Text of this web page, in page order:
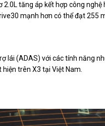
tăng áp kết hợp công
mạnh hơn có thể đạt 255
lái (ADAS) với các tính năng
trên X3 tại Việt Nam.